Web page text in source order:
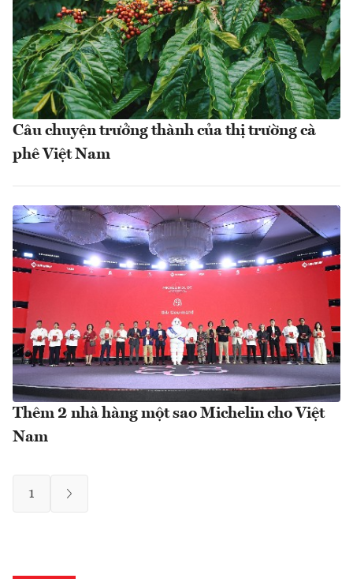
Câu chuyện trưởng thành của thị trường cà
phê Việt Nam
Thêm 2 nhà hàng một sao Michelin cho Việt
Nam
1